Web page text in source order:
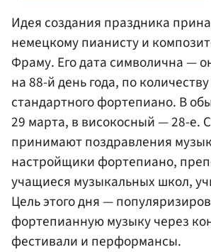
Идея создания праздника
немецкому пианисту и
Фраму. Его дата символична —
на 88-й день года, по
стандартного фортепиано. В
29 марта, в високосный — 28-е.
принимают поздравления
настройщики фортепиано,
учащиеся музыкальных школ,
Цель этого дня —
фортепианную музыку через
фестивали и перформансы.